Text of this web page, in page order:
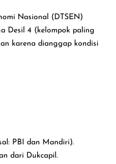
Nasional (DTSEN)
Desil 4 (kelompok paling
karena dianggap kondisi
PBI dan Mandiri).
dari Dukcapil.